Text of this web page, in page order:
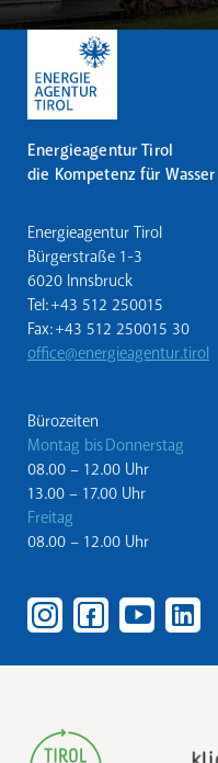
Energieagentur Tirol
die Kompetenz für
Energieagentur Tirol
Bürgerstraße 1-3
6020 Innsbruck
Tel: +43 512 250015
Fax: +43 512 250015 30
office@energieagentur.tirol
Bürozeiten
Montag bis Donnerstag
08.00 – 12.00 Uhr
13.00 – 17.00 Uhr
Freitag
08.00 – 12.00 Uhr